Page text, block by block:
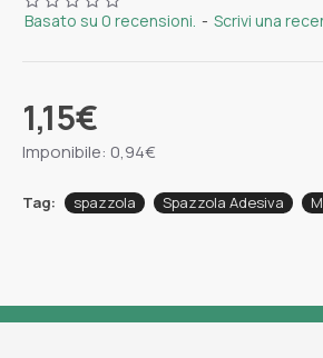
Basato su 0 recensioni. - Scrivi una
1,15€
Imponibile: 0,94€
Tag: spazzola Spazzola Adesiva